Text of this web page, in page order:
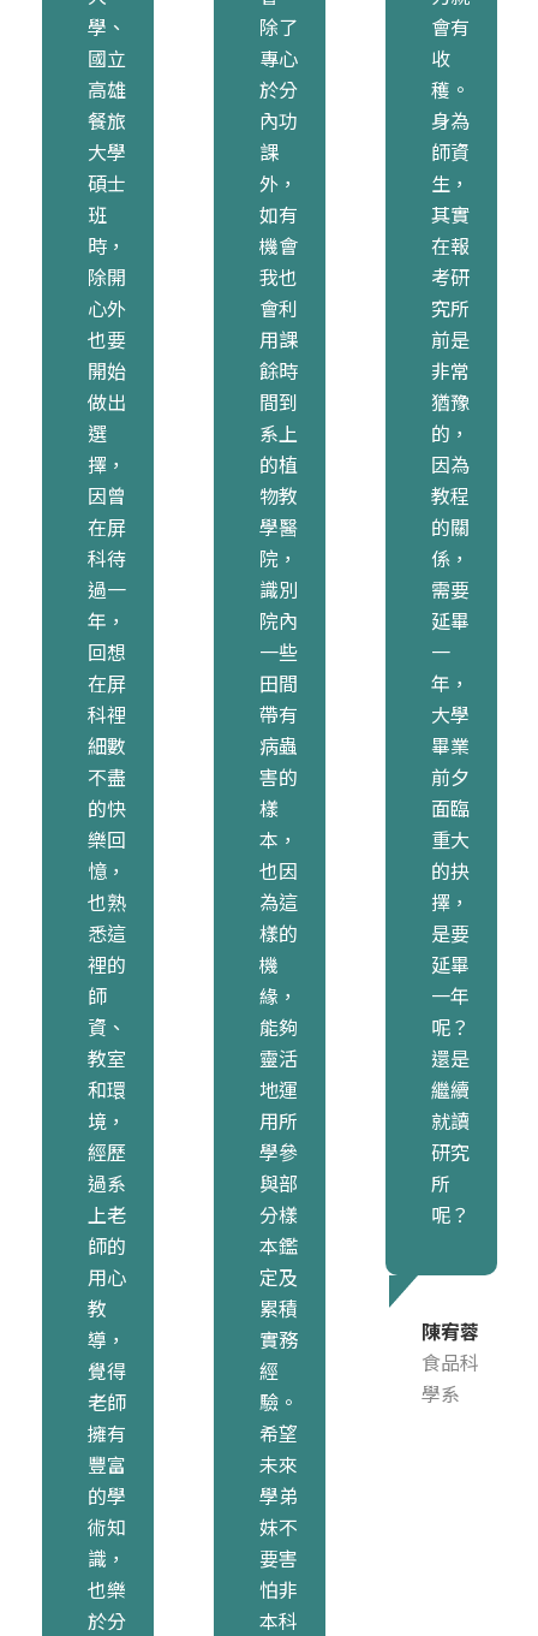
學、
國立
高雄
餐旅
大學
碩士
班
時，
除開
心外
也要
開始
做出
選
擇，
因曾
在屏
科待
過一
年，
回想
在屏
科裡
細數
不盡
的快
樂回
憶，
也熟
悉這
裡的
師
資、
教室
和環
境，
經歷
過系
上老
師的
用心
教
導，
覺得
老師
擁有
豐富
的學
術知
識，
也樂
於分
除了
專心
於分
內功
課
外，
如有
機會
我也
會利
用課
餘時
間到
系上
的植
物教
學醫
院，
識別
院內
一些
田間
帶有
病蟲
害的
樣
本，
也因
為這
樣的
機
緣，
能夠
靈活
地運
用所
學參
與部
分樣
本鑑
定及
累積
實務
經
驗。
希望
未來
學弟
妹不
要害
怕非
本科
會有
收
穫。
身為
師資
生，
其實
在報
考研
究所
前是
非常
猶豫
的，
因為
教程
的關
係，
需要
延畢
一
年，
大學
畢業
前夕
面臨
重大
的抉
擇，
是要
延畢
一年
呢？
還是
繼續
就讀
研究
所
呢？
陳宥蓉
食品科
學系